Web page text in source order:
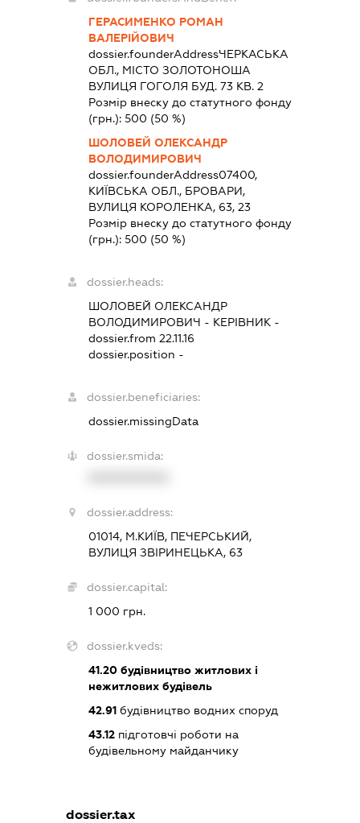
ГЕРАСИМЕНКО РОМАН
ВАЛЕРІЙОВИЧ
dossier.founderAddressЧЕРКАСЬКА
ОБЛ., МІСТО ЗОЛОТОНОША
ВУЛИЦЯ ГОГОЛЯ БУД. 73 КВ. 2
Розмір внеску до статутного фонду
(грн.): 500 (50 %)
ШОЛОВЕЙ ОЛЕКСАНДР
ВОЛОДИМИРОВИЧ
dossier.founderAddress07400,
КИЇВСЬКА ОБЛ., БРОВАРИ,
ВУЛИЦЯ КОРОЛЕНКА, 63, 23
Розмір внеску до статутного фонду
(грн.): 500 (50 %)
dossier.heads:
ШОЛОВЕЙ ОЛЕКСАНДР
ВОЛОДИМИРОВИЧ - КЕРІВНИК-
dossier.from 22.11.16
dossier.position -
dossier.beneficiaries:
dossier.missingData
dossier.smida:
dossier.address:
01014, М.КИЇВ, ПЕЧЕРСЬКИЙ,
ВУЛИЦЯ ЗВІРИНЕЦЬКА, 63
dossier.capital:
1 000 грн.
dossier.kveds:
41.20будівництво житлових і
нежитлових будівель
42.91будівництво водних споруд
43.12підготовчі роботи на
будівельному майданчику
dossier.tax